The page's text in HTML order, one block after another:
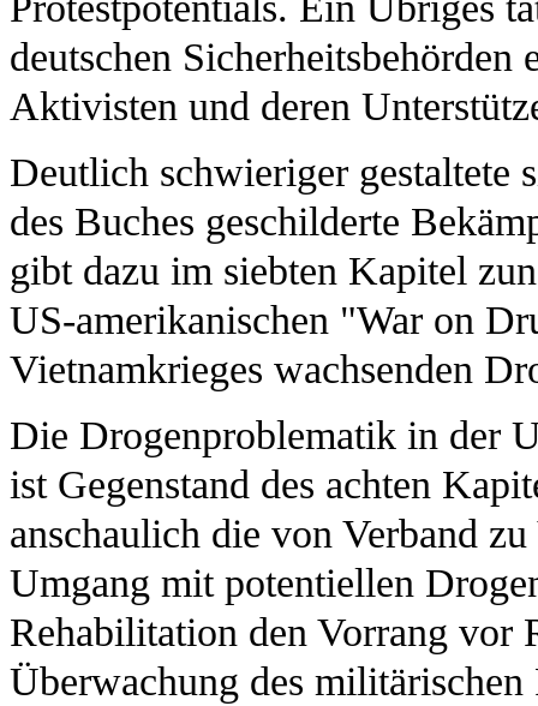
deutschen
Aktivisten und deren
Deutlich schwieriger gestaltete
des Buches geschilderte
gibt dazu im siebten Kapitel
US-amerikanischen "War on
Vietnamkrieges wachsenden
Die Drogenproblematik in der
ist Gegenstand des achten
anschaulich die von Verband
Umgang mit potentiellen
Rehabilitation den Vorrang vor
Überwachung des